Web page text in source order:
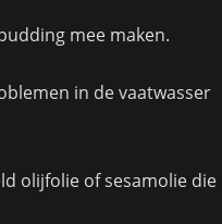
mee maken.
in de vaatwasser
olijfolie of sesamolie die